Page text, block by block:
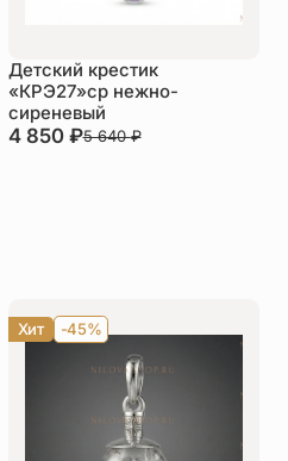
Детский крестик
«КРЭ27»ср нежно-
сиреневый
4 850 ₽5 640₽
Хит -45%